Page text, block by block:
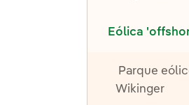
Eólica
Parque
Wikinger